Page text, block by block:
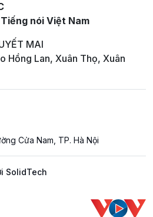
nói Việt Nam
MAI
Hồng Lan, Xuân Thọ, Xuân
Cửa Nam, TP. Hà Nội
SolidTech